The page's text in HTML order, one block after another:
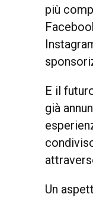
più
E il
già
Un